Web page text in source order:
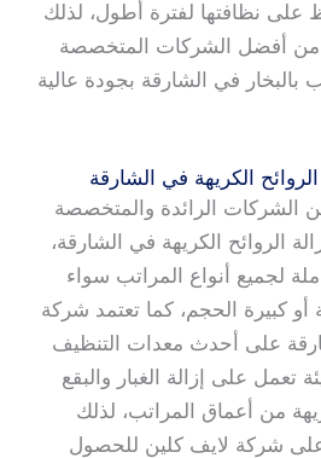
على نظافتها لفترة أطول، لذلك
من أفضل الشركات المتخصصة
في الشارقة بجودة عالية
الكريهة في الشارقة
الشركات الرائدة والمتخصصة
الروائح الكريهة في الشارقة،
لجميع أنواع المراتب سواء
كبيرة الحجم، كما تعتمد شركة
على أحدث معدات التنظيف
تعمل على إزالة الغبار والبقع
من أعماق المراتب، لذلك
على شركة لايف كلين للحصول